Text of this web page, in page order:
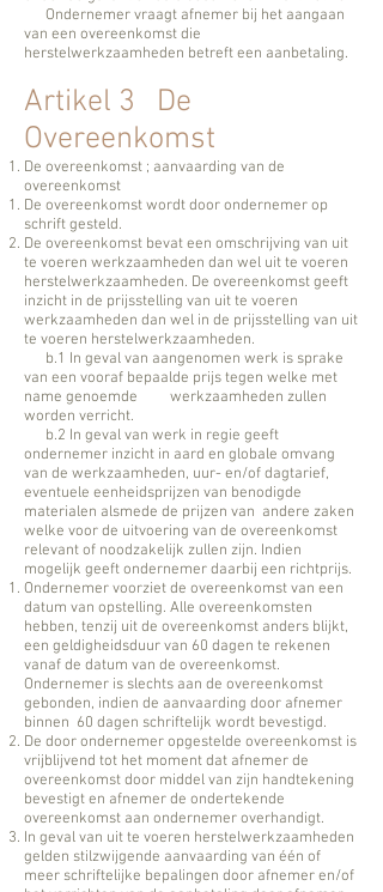
Ondernemer vraagt afnemer bij het aangaan
van een overeenkomst die
herstelwerkzaamheden betreft een aanbetaling.
Artikel 3 De
Overeenkomst
De overeenkomst ; aanvaarding van de
overeenkomst
De overeenkomst wordt door ondernemer op
schrift gesteld.
De overeenkomst bevat een omschrijving van uit
te voeren werkzaamheden dan wel uit te voeren
herstelwerkzaamheden. De overeenkomst geeft
inzicht in de prijsstelling van uit te voeren
werkzaamheden dan wel in de prijsstelling van uit
te voeren herstelwerkzaamheden.
b.1 In geval van aangenomen werk is sprake
van een vooraf bepaalde prijs tegen welke met
name genoemde werkzaamheden zullen
worden verricht.
b.2 In geval van werk in regie geeft
ondernemer inzicht in aard en globale omvang
van de werkzaamheden, uur- en/of dagtarief,
eventuele eenheidsprijzen van benodigde
materialen alsmede de prijzen van andere zaken
welke voor de uitvoering van de overeenkomst
relevant of noodzakelijk zullen zijn. Indien
mogelijk geeft ondernemer daarbij een richtprijs.
Ondernemer voorziet de overeenkomst van een
datum van opstelling. Alle overeenkomsten
hebben, tenzij uit de overeenkomst anders blijkt,
een geldigheidsduur van 60 dagen te rekenen
vanaf de datum van de overeenkomst.
Ondernemer is slechts aan de overeenkomst
gebonden, indien de aanvaarding door afnemer
binnen 60 dagen schriftelijk wordt bevestigd.
De door ondernemer opgestelde overeenkomst is
vrijblijvend tot het moment dat afnemer de
overeenkomst door middel van zijn handtekening
bevestigt en afnemer de ondertekende
overeenkomst aan ondernemer overhandigt.
In geval van uit te voeren herstelwerkzaamheden
gelden stilzwijgende aanvaarding van één of
meer schriftelijke bepalingen door afnemer en/of